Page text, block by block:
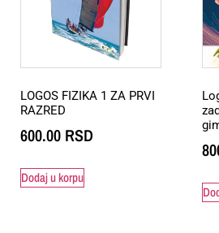
LOGOS FIZIKA 1 ZA PRVI
RAZRED
600.00 RSD
Dodaj u korpu